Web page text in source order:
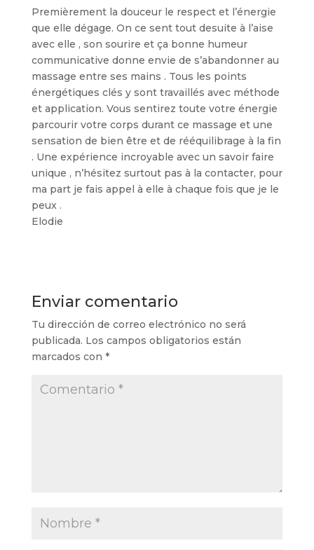
Premièrement la douceur le respect et l’énergie
que elle dégage. On ce sent tout desuite à l’aise
avec elle , son sourire et ça bonne humeur
communicative donne envie de s’abandonner au
massage entre ses mains . Tous les points
énergétiques clés y sont travaillés avec méthode
et application. Vous sentirez toute votre énergie
parcourir votre corps durant ce massage et une
sensation de bien être et de rééquilibrage à la fin
. Une expérience incroyable avec un savoir faire
unique , n’hésitez surtout pas à la contacter, pour
ma part je fais appel à elle à chaque fois que je le
peux .
Elodie
Enviar comentario
Tu dirección de correo electrónico no será
publicada. Los campos obligatorios están
marcados con *